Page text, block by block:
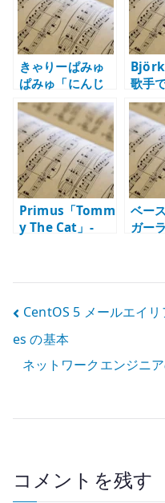
きゃりーぱみゅ
ぱみゅ「にんじ
ゃりばんばん」 –
日本的ポップ表
現の強さ
Björk
歌手
術家
現
Primus「Tomm
y The Cat」-
配する理由
ベー
ガー
上げ
投
稿
ナ
ビ
ー
CentOS 5 メールエイ
es の基本
ネットワークエンジニ
コメントを残す